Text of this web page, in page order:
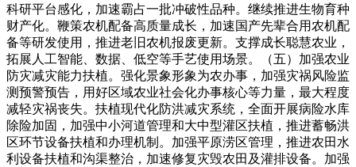
科研平台感化，加速霸占一批冲破性品种。继续推进生物育种
财产化。鞭策农机配备高质量成长，加速国产先辈合用农机配
备等研发使用，推进老旧农机报废更新。支撑成长聪慧农业，
拓展人工智能、数据、低空等手艺使用场景。（五）加强农业
防灾减灾能力扶植。强化景象形象为农办事，加强灾祸风险监
测预警预告，用好区域农业社会化办事核心等力量，最大程度
减轻灾祸丧失。扶植现代化防洪减灾系统，全面开展病险水库
除险加固，加强中小河道管理和大中型灌区扶植，推进蓄畅洪
区环节设备扶植和办理机制。加强平原涝区管理，推进农田水
利设备扶植和沟渠整治，加速修复灾毁农田及灌排设备。加强